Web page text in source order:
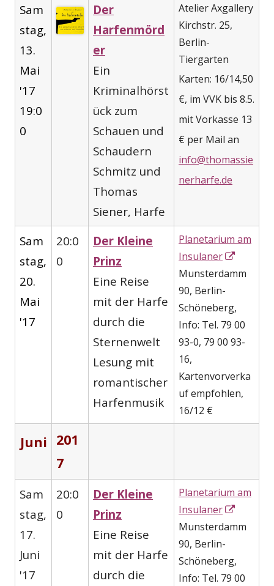
Sam
stag,
13.
Mai
'17
19:0
0
Der
Harfenmörd
er
Ein
Kriminalhörst
ück zum
Schauen und
Schaudern
Schmitz und
Thomas
Siener, Harfe
Atelier Axgallery
Kirchstr. 25,
Berlin-
Tiergarten
Karten: 16/14,50
€, im VVK bis 8.5.
mit Vorkasse 13
€ per Mail an
info@thomassie
nerharfe.de
Sam
stag,
20.
Mai
'17
20:0
0
Der Kleine
Prinz
Eine Reise
mit der Harfe
durch die
Sternenwelt
Lesung mit
romantischer
Harfenmusik
Planetarium am
Insulaner
neuem
öffnen
Munsterdamm
90, Berlin-
Schöneberg,
Info: Tel. 79 00
93-0, 79 00 93-
16,
Kartenvorverka
uf empfohlen,
16/12 €
Juni 201
7
Sam
stag,
17.
Juni
'17
20:0
0
Der Kleine
Prinz
Eine Reise
mit der Harfe
durch die
Planetarium am
Insulaner
neuem
öffnen
Munsterdamm
90, Berlin-
Schöneberg,
Info: Tel. 79 00